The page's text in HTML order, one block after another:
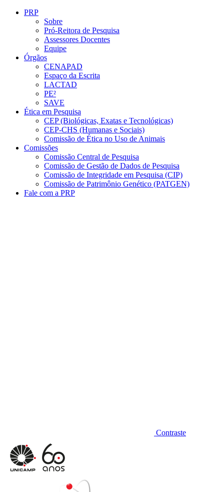
Conteúdo principal
PRP
Sobre
Pró-Reitora de Pesquisa
Assessores Docentes
Equipe
Órgãos
CENAPAD
Espaço da Escrita
LACTAD
PE²
SAVE
Ética em Pesquisa
CEP (Biológicas, Exatas e Tecnológicas)
CEP-CHS (Humanas e Sociais)
Comissão de Ética no Uso de Animais
Comissões
Comissão Central de Pesquisa
Comissão de Gestão de Dados de Pesquisa
Comissão de Integridade em Pesquisa (CIP)
Comissão de Patrimônio Genético (PATGEN)
Fale com a PRP
Contraste